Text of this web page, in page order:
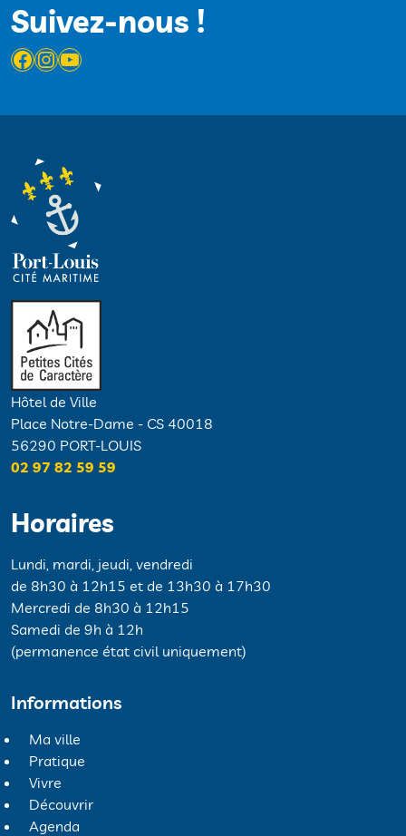
Suivez-nous !
Facebook
Instagram
YouTube
Hôtel de Ville
Place Notre-Dame - CS 40018
56290 PORT-LOUIS
02 97 82 59 59
Horaires
Lundi, mardi, jeudi, vendredi
de 8h30 à 12h15 et de 13h30 à 17h30
Mercredi de 8h30 à 12h15
Samedi de 9h à 12h
(permanence état civil uniquement)
Informations
Ma ville
Pratique
Vivre
Découvrir
Agenda